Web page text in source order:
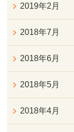
2019年2月
2018年7月
2018年6月
2018年5月
2018年4月